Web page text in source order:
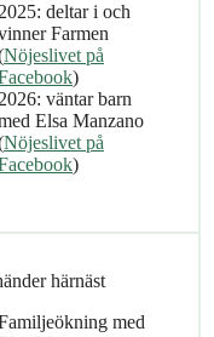
deltar i och
Farmen
Nöjeslivet på
)
väntar barn
Elsa Manzano
Nöjeslivet på
)
härnäst
med